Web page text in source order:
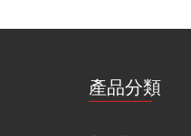
產品分類